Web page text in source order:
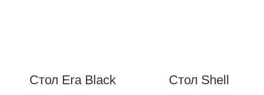
Стол Era Black Стол Shell